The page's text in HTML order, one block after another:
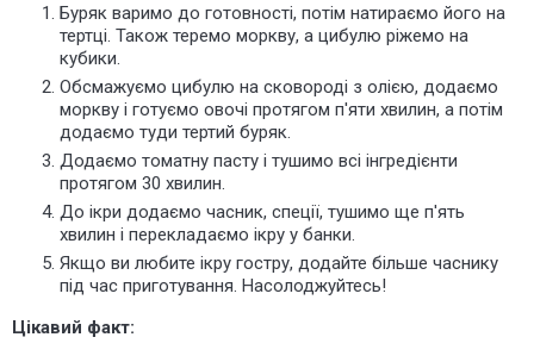
Буряк варимо до готовності, потім натираємо його на
тертці. Також теремо моркву, а цибулю ріжемо на
кубики.
Обсмажуємо цибулю на сковороді з олією, додаємо
моркву і готуємо овочі протягом п'яти хвилин, а потім
додаємо туди тертий буряк.
Додаємо томатну пасту і тушимо всі інгредієнти
протягом 30 хвилин.
До ікри додаємо часник, спеції, тушимо ще п'ять
хвилин і перекладаємо ікру у банки.
Якщо ви любите ікру гостру, додайте більше часнику
під час приготування. Насолоджуйтесь!
Цікавий факт: